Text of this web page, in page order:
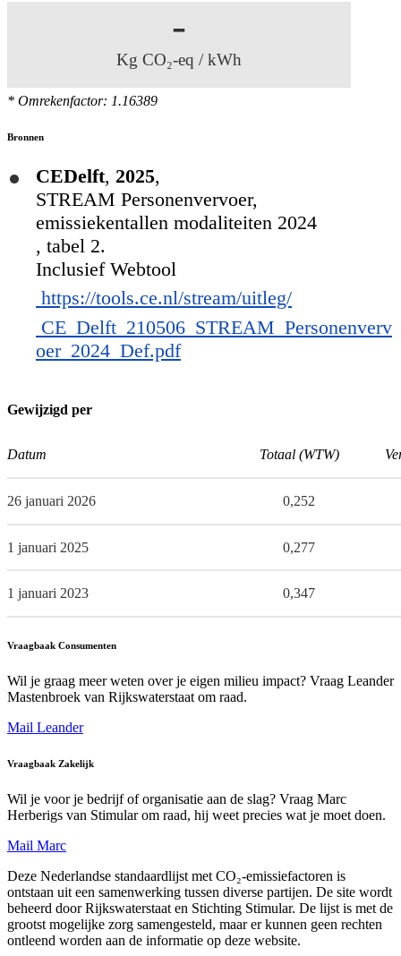
-
Kg CO₂-eq / kWh
* Omrekenfactor: 1.16389
Bronnen
CEDelft, 2025,
STREAM Personenvervoer,
emissiekentallen modaliteiten 2024
, tabel 2.
Inclusief Webtool
https://tools.ce.nl/stream/uitleg/
CE_Delft_210506_STREAM_Personenverv
oer_2024_Def.pdf
Gewijzigd per
Datum Totaal (WTW)
26 januari 2026 0,252
1 januari 2025 0,277
1 januari 2023 0,347
Vraagbaak Consumenten
Wil je graag meer weten over je eigen milieu impact? Vraag Leander
Mastenbroek van Rijkswaterstaat om raad.
Mail Leander
Vraagbaak Zakelijk
Wil je voor je bedrijf of organisatie aan de slag? Vraag Marc
Herberigs van Stimular om raad, hij weet precies wat je moet doen.
Mail Marc
Deze Nederlandse standaardlijst met CO₂-emissiefactoren is
ontstaan uit een samenwerking tussen diverse partijen. De site wordt
beheerd door Rijkswaterstaat en Stichting Stimular. De lijst is met de
grootst mogelijke zorg samengesteld, maar er kunnen geen rechten
ontleend worden aan de informatie op deze website.